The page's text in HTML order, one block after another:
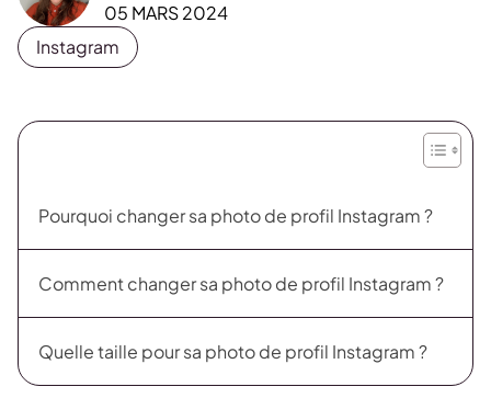
05 MARS 2024
Instagram
Pourquoi changer sa photo de profil Instagram ?
Comment changer sa photo de profil Instagram ?
Quelle taille pour sa photo de profil Instagram ?